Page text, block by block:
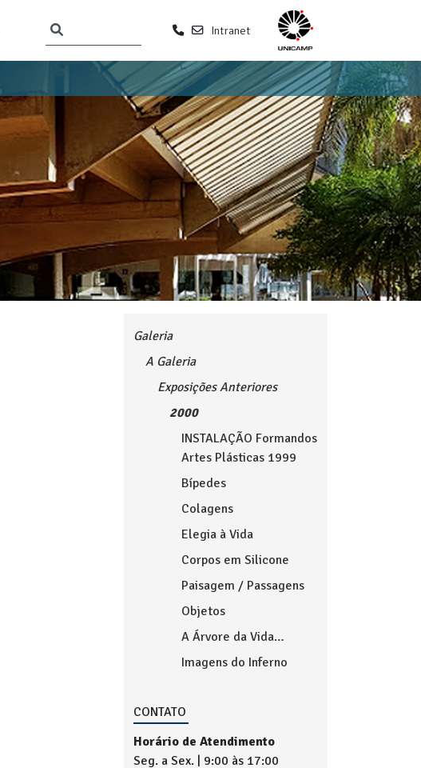
Intranet
Galeria
A Galeria
Exposições Anteriores
2000
INSTALAÇÃO Formandos
Artes Plásticas 1999
Bípedes
Colagens
Elegia à Vida
Corpos em Silicone
Paisagem / Passagens
Objetos
A Árvore da Vida…
Imagens do Inferno
CONTATO
Horário de Atendimento
Seg. a Sex. | 9:00 às 17:00